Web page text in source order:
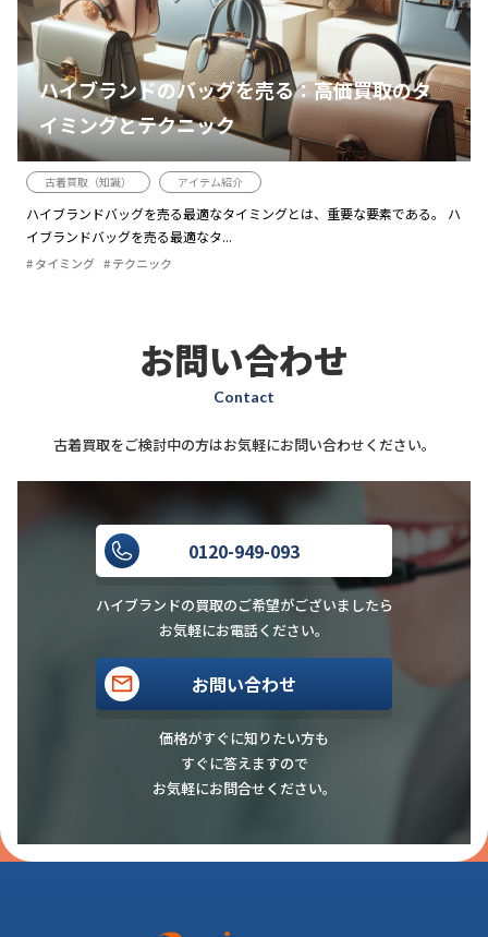
ハイブランドのバッグを売る：高価買取のタ
イミングとテクニック
古着買取（知識） アイテム紹介
ハイブランドバッグを売る最適なタイミングとは、重要な要素である。 ハ
イブランドバッグを売る最適なタ...
タイミング テクニック
お問い合わせ
Contact
古着買取をご検討中の方はお気軽にお問い合わせください。
0120-949-093
ハイブランドの買取のご希望がございましたら
お気軽にお電話ください。
お問い合わせ
価格がすぐに知りたい方も
すぐに答えますので
お気軽にお問合せください。